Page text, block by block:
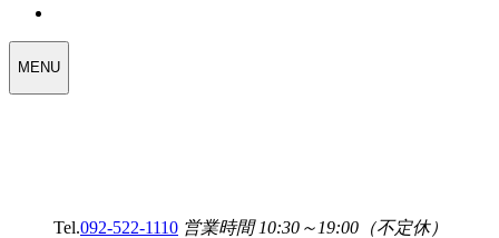
SELECT
MENU
Tel.092-522-1110 営業時間 10:30～19:00（不定休）